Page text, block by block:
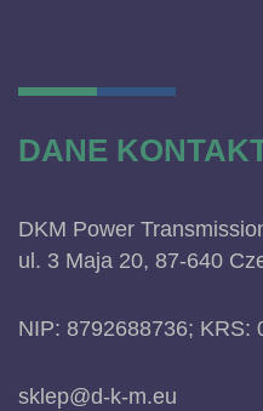
DANE
DKM Power
ul. 3 Maja 20, 87-640
NIP: 8792688736; KRS:
sklep@d-k-m.eu